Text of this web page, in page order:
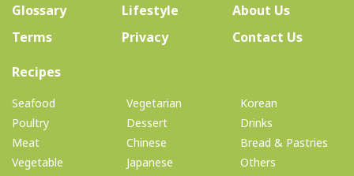
Glossary Lifestyle About Us(current)
Terms
Privacy
Contact Us
Recipes(current)
Seafood
Poultry
Meat
Vegetable
Vegetarian
Dessert
Chinese
Japanese
Korean
Drinks
Bread & Pastries
Others